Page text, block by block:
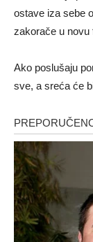
ostave iza sebe
zakorače u novu
Ako poslušaju
sve, a sreća će